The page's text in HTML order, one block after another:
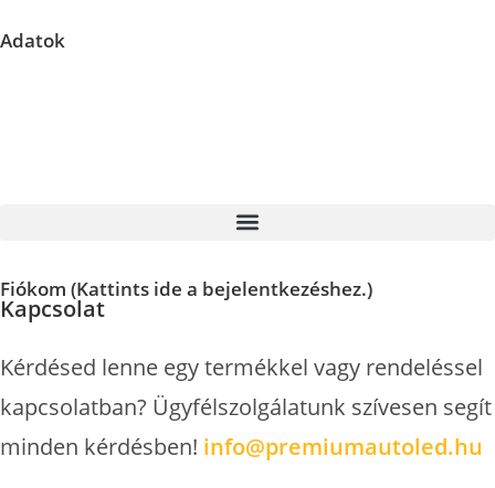
Adatok
Fiókom (Kattints ide a bejelentkezéshez.)
Kapcsolat
Kérdésed lenne egy termékkel vagy rendeléssel
kapcsolatban? Ügyfélszolgálatunk szívesen segít
minden kérdésben! info@premiumautoled.hu